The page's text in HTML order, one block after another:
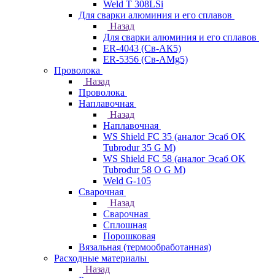
Weld T 308LSi
Для сварки алюминия и его сплавов
Назад
Для сварки алюминия и его сплавов
ER-4043 (Св-АК5)
ER-5356 (Св-АМg5)
Проволока
Назад
Проволока
Наплавочная
Назад
Наплавочная
WS Shield FC 35 (аналог Эсаб OK
Tubrodur 35 G M)
WS Shield FC 58 (аналог Эсаб OK
Tubrodur 58 O G M)
Weld G-105
Сварочная
Назад
Сварочная
Сплошная
Порошковая
Вязальная (термообработанная)
Расходные материалы
Назад